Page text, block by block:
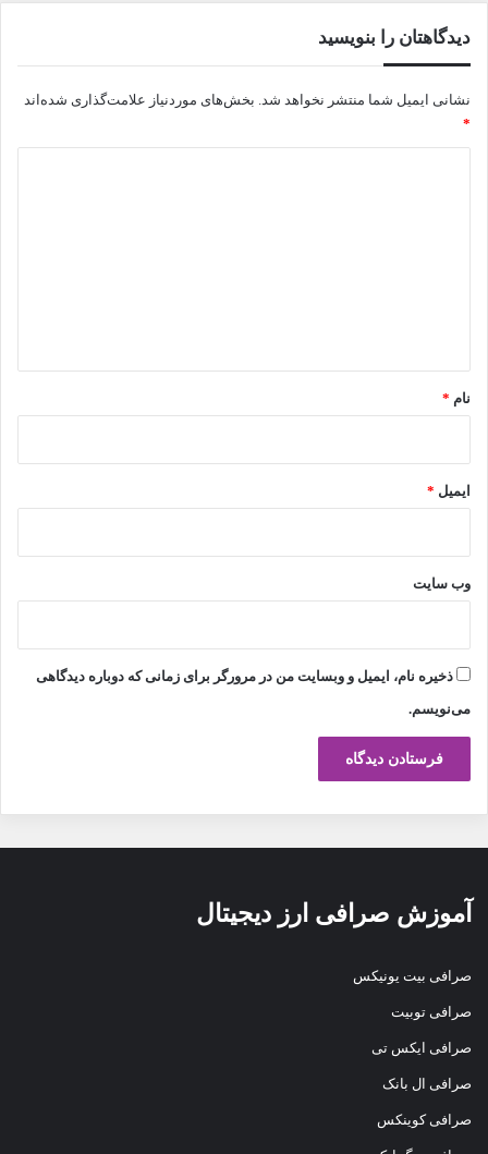
دیدگاهتان را بنویسید
نشانی ایمیل شما منتشر نخواهد شد. بخش‌های موردنیاز علامت‌گذاری شده‌اند
*
نام *
ایمیل *
وب‌ سایت
ذخیره نام، ایمیل و وبسایت من در مرورگر برای زمانی که دوباره دیدگاهی
می‌نویسم.
آموزش صرافی ارز دیجیتال
صرافی بیت یونیکس
صرافی توبیت
صرافی ایکس تی
صرافی ال بانک
صرافی کوینکس